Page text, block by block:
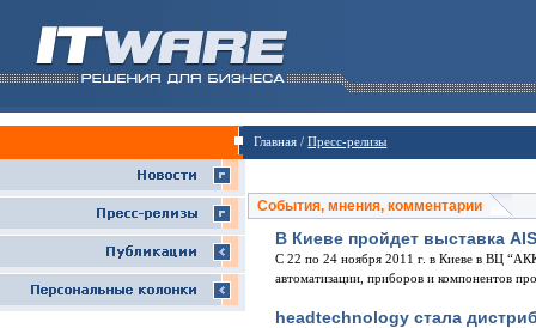
Главная /Пресс-релизы
События, мнения, комментарии
В Киеве пройдет выставка
С 22 по 24 ноября 2011 г. в Киеве в ВЦ
автоматизации, приборов и компонентов
headtechnology стала